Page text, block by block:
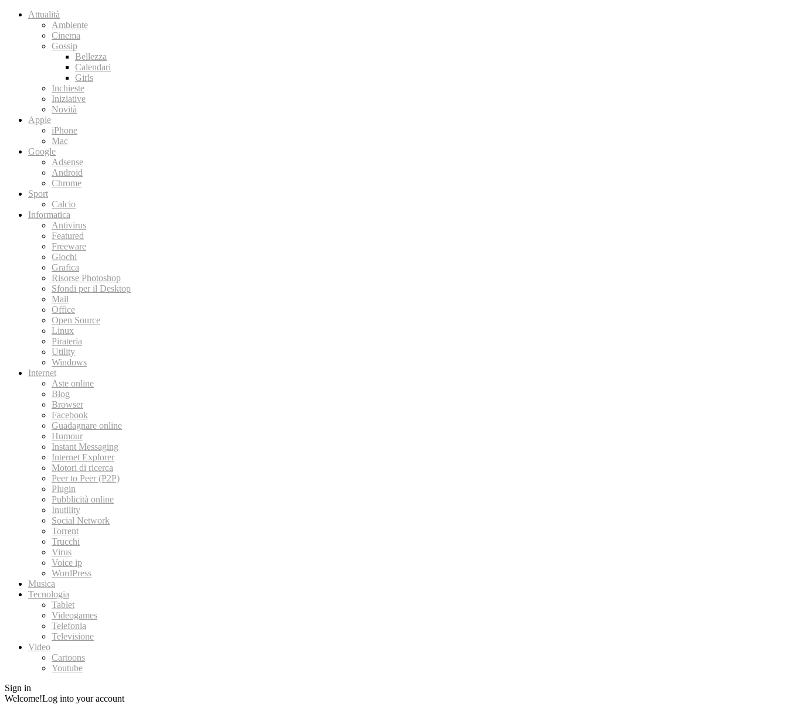
Attualità
Ambiente
Cinema
Gossip
Bellezza
Calendari
Girls
Inchieste
Iniziative
Novità
Apple
iPhone
Mac
Google
Adsense
Android
Chrome
Sport
Calcio
Informatica
Antivirus
Featured
Freeware
Giochi
Grafica
Risorse Photoshop
Sfondi per il Desktop
Mail
Office
Open Source
Linux
Pirateria
Utility
Windows
Internet
Aste online
Blog
Browser
Facebook
Guadagnare online
Humour
Instant Messaging
Internet Explorer
Motori di ricerca
Peer to Peer (P2P)
Plugin
Pubblicità online
Inutility
Social Network
Torrent
Trucchi
Virus
Voice ip
WordPress
Musica
Tecnologia
Tablet
Videogames
Telefonia
Televisione
Video
Cartoons
Youtube
Sign in
Welcome!Log into your account